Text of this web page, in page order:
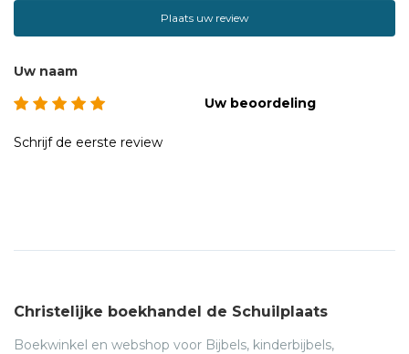
Plaats uw review
Uw naam
Uw beoordeling
Schrijf de eerste review
Christelijke boekhandel de Schuilplaats
Boekwinkel en webshop voor Bijbels, kinderbijbels,